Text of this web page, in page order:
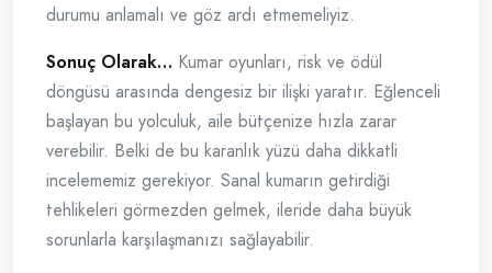
durumu anlamalı ve göz ardı etmemeliyiz.
Sonuç Olarak… Kumar oyunları, risk ve ödül
döngüsü arasında dengesiz bir ilişki yaratır. Eğlenceli
başlayan bu yolculuk, aile bütçenize hızla zarar
verebilir. Belki de bu karanlık yüzü daha dikkatli
incelememiz gerekiyor. Sanal kumarın getirdiği
tehlikeleri görmezden gelmek, ileride daha büyük
sorunlarla karşılaşmanızı sağlayabilir.